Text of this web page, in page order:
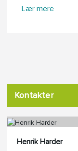
Lær mere
Kontakter
Henrik Harder